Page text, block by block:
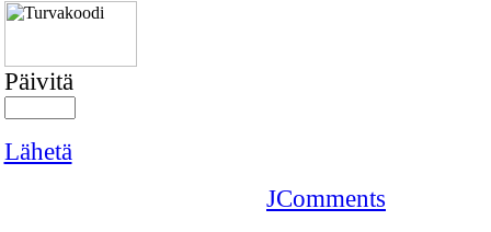
Päivitä
Lähetä
JComments